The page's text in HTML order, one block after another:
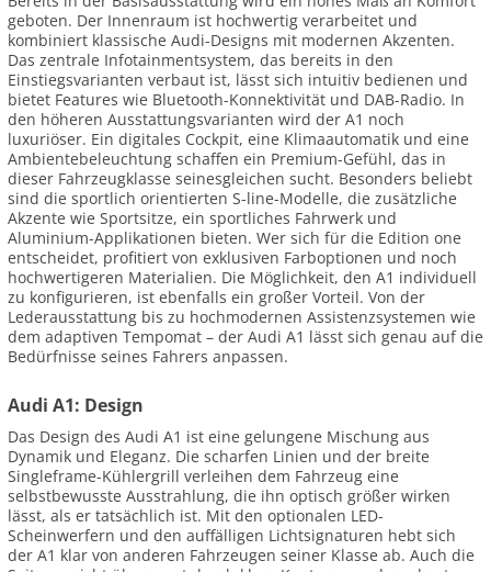
geboten. Der Innenraum ist hochwertig verarbeitet und
kombiniert klassische Audi-Designs mit modernen Akzenten.
Das zentrale Infotainmentsystem, das bereits in den
Einstiegsvarianten verbaut ist, lässt sich intuitiv bedienen und
bietet Features wie Bluetooth-Konnektivität und DAB-Radio. In
den höheren Ausstattungsvarianten wird der A1 noch
luxuriöser. Ein digitales Cockpit, eine Klimaautomatik und eine
Ambientebeleuchtung schaffen ein Premium-Gefühl, das in
dieser Fahrzeugklasse seinesgleichen sucht. Besonders beliebt
sind die sportlich orientierten S-line-Modelle, die zusätzliche
Akzente wie Sportsitze, ein sportliches Fahrwerk und
Aluminium-Applikationen bieten. Wer sich für die Edition one
entscheidet, profitiert von exklusiven Farboptionen und noch
hochwertigeren Materialien. Die Möglichkeit, den A1 individuell
zu konfigurieren, ist ebenfalls ein großer Vorteil. Von der
Lederausstattung bis zu hochmodernen Assistenzsystemen wie
dem adaptiven Tempomat – der Audi A1 lässt sich genau auf die
Bedürfnisse seines Fahrers anpassen.
Audi A1: Design
Das Design des Audi A1 ist eine gelungene Mischung aus
Dynamik und Eleganz. Die scharfen Linien und der breite
Singleframe-Kühlergrill verleihen dem Fahrzeug eine
selbstbewusste Ausstrahlung, die ihn optisch größer wirken
lässt, als er tatsächlich ist. Mit den optionalen LED-
Scheinwerfern und den auffälligen Lichtsignaturen hebt sich
der A1 klar von anderen Fahrzeugen seiner Klasse ab. Auch die